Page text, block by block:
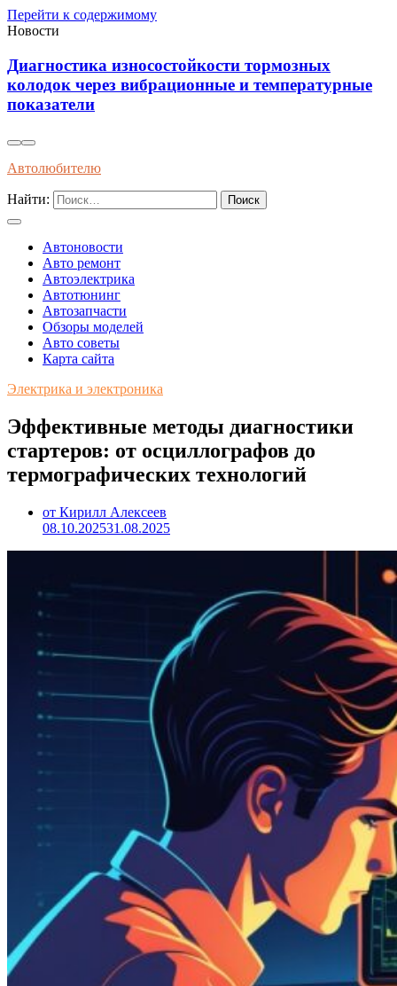
Перейти к содержимому
Новости
Диагностика износостойкости тормозных
колодок через вибрационные и температурные
показатели
Автолюбителю
Найти:
Автоновости
Авто ремонт
Автоэлектрика
Автотюнинг
Автозапчасти
Обзоры моделей
Авто советы
Карта сайта
Электрика и электроника
Эффективные методы диагностики
стартеров: от осциллографов до
термографических технологий
от Кирилл Алексеев
08.10.202531.08.2025